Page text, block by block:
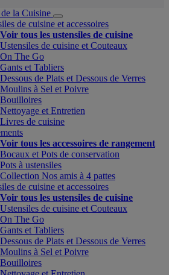
la Cuisine
de cuisine et accessoires
Voir tous les ustensiles de cuisine
Ustensiles de cuisine et Couteaux
On The Go
Gants et Tabliers
Dessous de Plats et Dessous de Verres
Moulins à Sel et Poivre
Bouilloires
Nettoyage et Entretien
Livres de cuisine
Voir tous les accessoires de rangement
Bocaux et Pots de conservation
Pots à ustensiles
Collection Nos amis à 4 pattes
de cuisine et accessoires
Voir tous les ustensiles de cuisine
Ustensiles de cuisine et Couteaux
On The Go
Gants et Tabliers
Dessous de Plats et Dessous de Verres
Moulins à Sel et Poivre
Bouilloires